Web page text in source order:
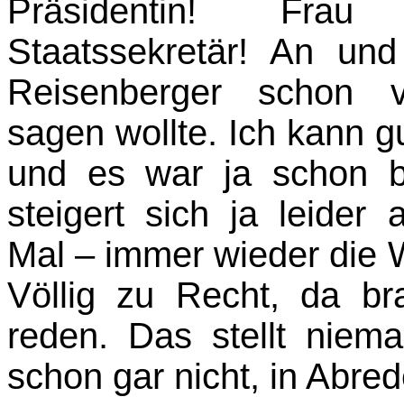
Präsidentin! Frau
Staatssekretär! An
Reisenberger schon
sagen wollte. Ich kann
und es war ja schon
steigert sich ja leider
Mal – immer wieder die
Völlig zu Recht, da
reden. Das stellt
schon gar nicht, in